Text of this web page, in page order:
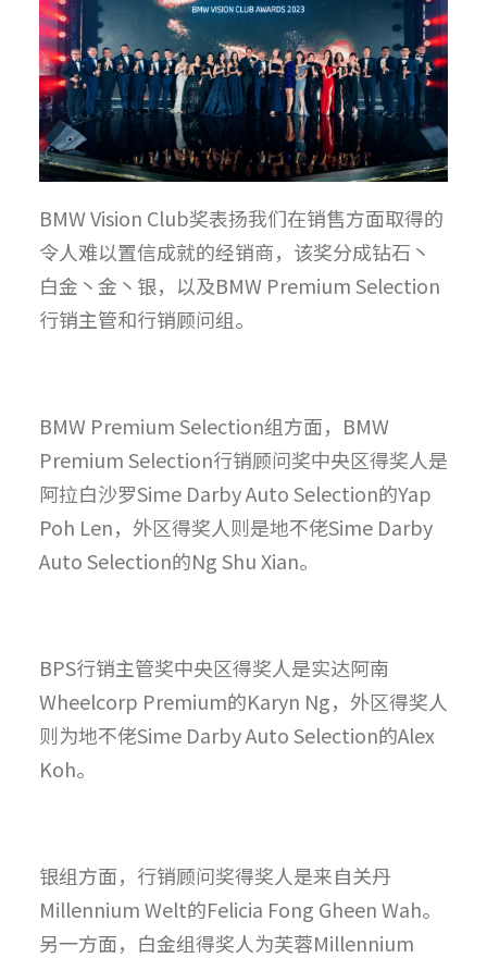
BMW Vision Club奖表扬我们在销售方面取得的
令人难以置信成就的经销商，该奖分成钻石丶
白金丶金丶银，以及BMW Premium Selection
行销主管和行销顾问组。
BMW Premium Selection组方面，BMW
Premium Selection行销顾问奖中央区得奖人是
阿拉白沙罗Sime Darby Auto Selection的Yap
Poh Len，外区得奖人则是地不佬Sime Darby
Auto Selection的Ng Shu Xian。
BPS行销主管奖中央区得奖人是实达阿南
Wheelcorp Premium的Karyn Ng，外区得奖人
则为地不佬Sime Darby Auto Selection的Alex
Koh。
银组方面，行销顾问奖得奖人是来自关丹
Millennium Welt的Felicia Fong Gheen Wah。
另一方面，白金组得奖人为芙蓉Millennium